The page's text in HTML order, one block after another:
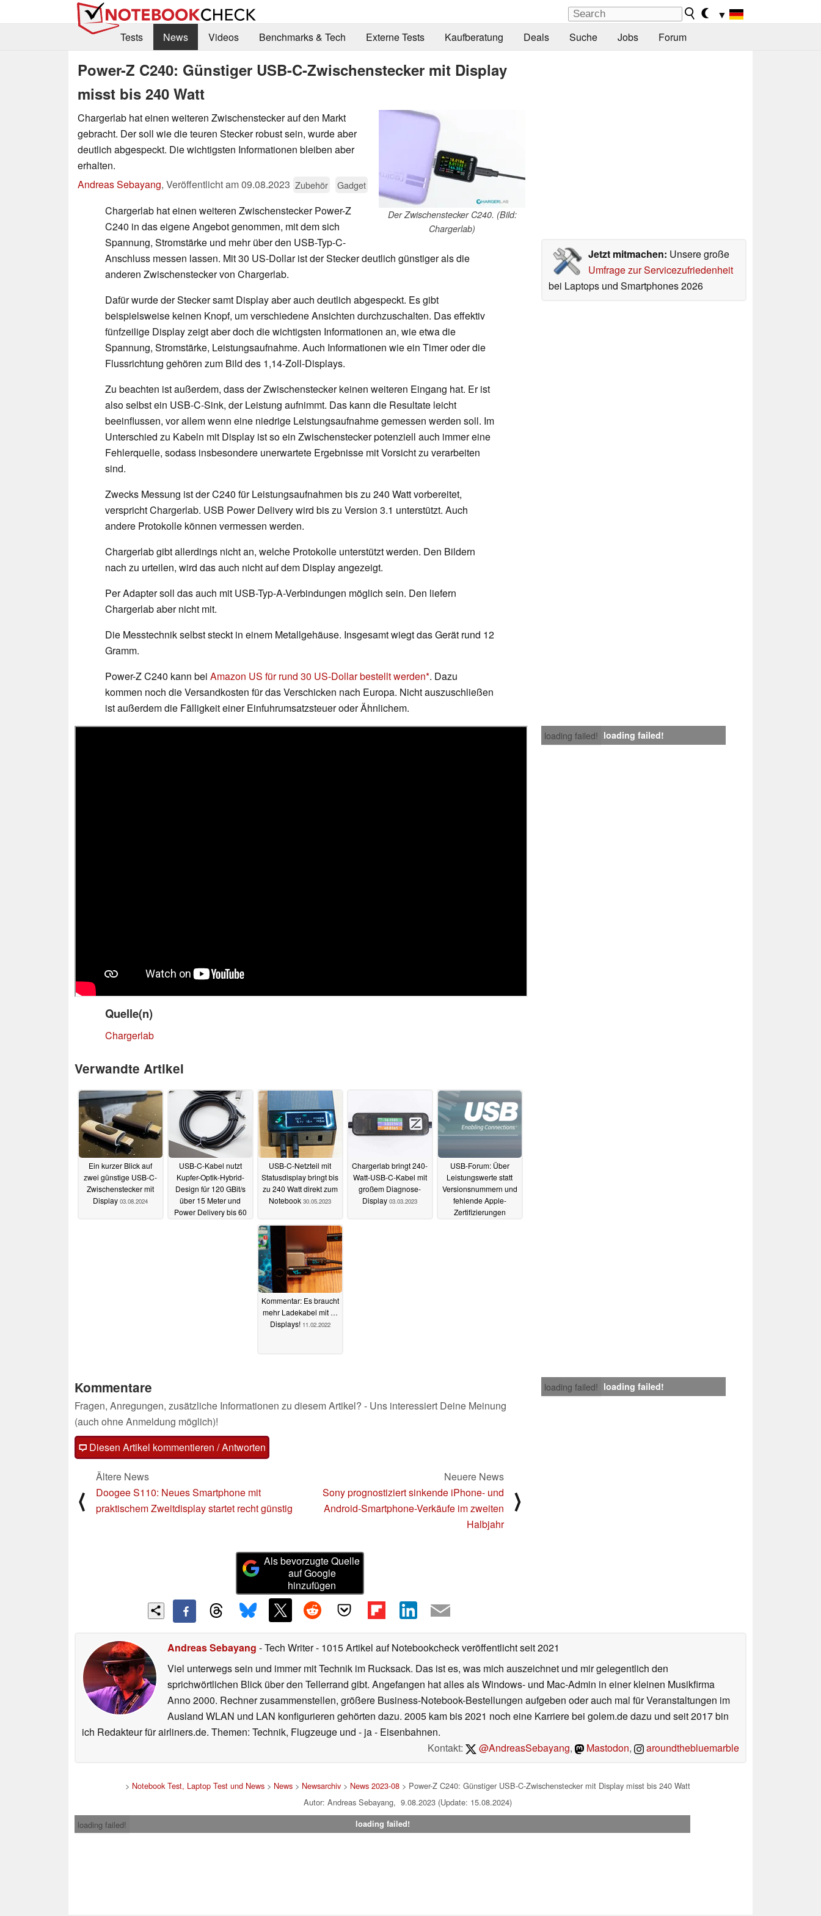
▼
Tests
News Videos Benchmarks & Tech Externe Tests Kaufberatung Deals Suche Jobs Forum
Power-Z C240: Günstiger USB-C-Zwischenstecker mit Display
misst bis 240 Watt
Der Zwischenstecker C240. (Bild:
Chargerlab)
Chargerlab hat einen weiteren Zwischenstecker auf den Markt
gebracht. Der soll wie die teuren Stecker robust sein, wurde aber
deutlich abgespeckt. Die wichtigsten Informationen bleiben aber
erhalten.
Andreas Sebayang, Veröffentlicht am09.08.2023 Zubehör Gadget
Jetzt mitmachen: Unsere große
Umfrage zur Servicezufriedenheit
bei Laptops und Smartphones 2026
Chargerlab hat einen weiteren Zwischenstecker Power-Z
C240 in das eigene Angebot genommen, mit dem sich
Spannung, Stromstärke und mehr über den USB-Typ-C-
Anschluss messen lassen. Mit 30 US-Dollar ist der Stecker deutlich günstiger als die
anderen Zwischenstecker von Chargerlab.
Dafür wurde der Stecker samt Display aber auch deutlich abgespeckt. Es gibt
beispielsweise keinen Knopf, um verschiedene Ansichten durchzuschalten. Das effektiv
fünfzeilige Display zeigt aber doch die wichtigsten Informationen an, wie etwa die
Spannung, Stromstärke, Leistungsaufnahme. Auch Informationen wie ein Timer oder die
Flussrichtung gehören zum Bild des 1,14-Zoll-Displays.
Zu beachten ist außerdem, dass der Zwischenstecker keinen weiteren Eingang hat. Er ist
also selbst ein USB-C-Sink, der Leistung aufnimmt. Das kann die Resultate leicht
beeinflussen, vor allem wenn eine niedrige Leistungsaufnahme gemessen werden soll. Im
Unterschied zu Kabeln mit Display ist so ein Zwischenstecker potenziell auch immer eine
Fehlerquelle, sodass insbesondere unerwartete Ergebnisse mit Vorsicht zu verarbeiten
sind.
Zwecks Messung ist der C240 für Leistungsaufnahmen bis zu 240 Watt vorbereitet,
verspricht Chargerlab. USB Power Delivery wird bis zu Version 3.1 unterstützt. Auch
andere Protokolle können vermessen werden.
Chargerlab gibt allerdings nicht an, welche Protokolle unterstützt werden. Den Bildern
nach zu urteilen, wird das auch nicht auf dem Display angezeigt.
Per Adapter soll das auch mit USB-Typ-A-Verbindungen möglich sein. Den liefern
Chargerlab aber nicht mit.
Die Messtechnik selbst steckt in einem Metallgehäuse. Insgesamt wiegt das Gerät rund 12
Gramm.
Power-Z C240 kann bei Amazon US für rund 30 US-Dollar bestellt werden . Dazu
kommen noch die Versandkosten für das Verschicken nach Europa. Nicht auszuschließen
ist außerdem die Fälligkeit einer Einfuhrumsatzsteuer oder Ähnlichem.
loading failed! loading failed!
Quelle(n)
Chargerlab
Verwandte Artikel
Ein kurzer Blick auf
zwei günstige USB-C-
Zwischenstecker mit
Display 03.08.2024
USB-C-Kabel nutzt
Kupfer-Optik-Hybrid-
Design für 120 GBit/s
über 15 Meter und
Power Delivery bis 60
USB-C-Netzteil mit
Statusdisplay bringt bis
zu 240 Watt direkt zum
Notebook 30.05.2023
Chargerlab bringt 240-
Watt-USB-C-Kabel mit
großem Diagnose-
Display 03.03.2023
USB-Forum: Über
Leistungswerte statt
Versionsnummern und
fehlende Apple-
Zertifizierungen
Kommentar: Es braucht
mehr Ladekabel mit …
Displays! 11.02.2022
loading failed! loading failed!
Kommentare
Fragen, Anregungen, zusätzliche Informationen zu diesem Artikel? - Uns interessiert Deine Meinung
(auch ohne Anmeldung möglich)!
Diesen Artikel kommentieren / Antworten
⟨
Ältere News
Doogee S110: Neues Smartphone mit
praktischem Zweitdisplay startet recht günstig
Neuere News
Sony prognostiziert sinkende iPhone- und
Android-Smartphone-Verkäufe im zweiten
Halbjahr
⟩
Als bevorzugte Quelle
auf Google
hinzufügen
Andreas Sebayang - Tech Writer- 1015 Artikel auf Notebookcheck veröffentlichtseit 2021
Viel unterwegs sein und immer mit Technik im Rucksack. Das ist es, was mich auszeichnet und mir gelegentlich den
sprichwörtlichen Blick über den Tellerrand gibt. Angefangen hat alles als Windows- und Mac-Admin in einer kleinen Musikfirma
Anno 2000. Rechner zusammenstellen, größere Business-Notebook-Bestellungen aufgeben oder auch mal für Veranstaltungen im
Ausland WLAN und LAN konfigurieren gehörten dazu. 2005 kam bis 2021 noch eine Karriere bei golem.de dazu und seit 2017 bin
ich Redakteur für airliners.de. Themen: Technik, Flugzeuge und - ja - Eisenbahnen.
Kontakt:
@AndreasSebayang, Mastodon, aroundthebluemarble
> Notebook Test, Laptop Test und News> News> Newsarchiv> News 2023-08> Power-Z C240: Günstiger USB-C-Zwischenstecker mit Display misst bis 240 Watt
Autor: Andreas Sebayang, 9.08.2023 (Update: 15.08.2024)
loading failed!
loading failed!